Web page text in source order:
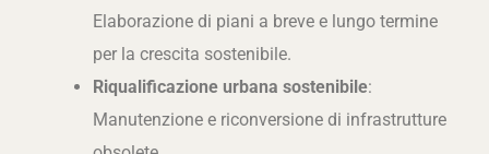
Elaborazione di piani a breve e lungo termine
per la crescita sostenibile.
Riqualificazione urbana sostenibile:
Manutenzione e riconversione di infrastrutture